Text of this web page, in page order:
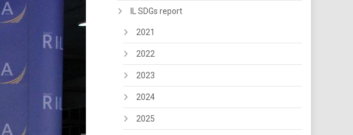
IL SDGs report
2021
2022
2023
2024
2025